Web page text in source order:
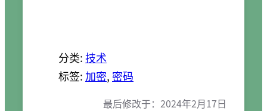
分类:技术
标签: 加密, 密码
最后修改于： 2024年2月17日